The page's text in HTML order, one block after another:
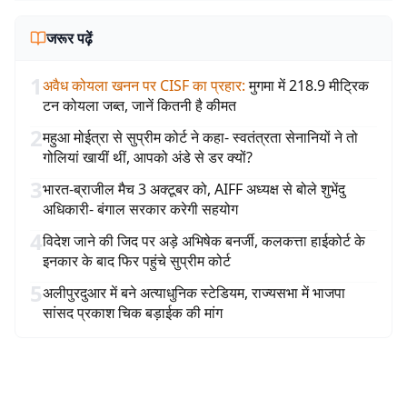
जरूर पढ़ें
1अवैध कोयला खनन पर CISF का प्रहार: मुगमा में 218.9 मीट्रिक
टन कोयला जब्त, जानें कितनी है कीमत
2महुआ मोईत्रा से सुप्रीम कोर्ट ने कहा- स्वतंत्रता सेनानियों ने तो
गोलियां खायीं थीं, आपको अंडे से डर क्यों?
3भारत-ब्राजील मैच 3 अक्टूबर को, AIFF अध्यक्ष से बोले शुभेंदु
अधिकारी- बंगाल सरकार करेगी सहयोग
4विदेश जाने की जिद पर अड़े अभिषेक बनर्जी, कलकत्ता हाईकोर्ट के
इनकार के बाद फिर पहुंचे सुप्रीम कोर्ट
5अलीपुरदुआर में बने अत्याधुनिक स्टेडियम, राज्यसभा में भाजपा
सांसद प्रकाश चिक बड़ाईक की मांग